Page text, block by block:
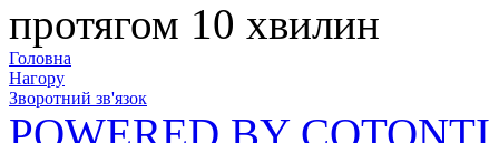
протягом 10 хвилин
Головна
Нагору
Зворотний зв'язок